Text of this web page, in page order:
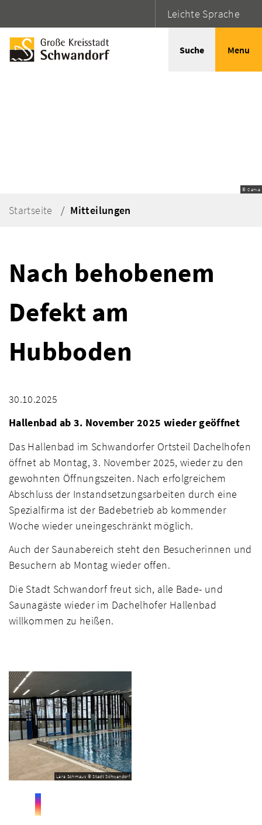
Leichte Sprache
Suche Menu
© Canva
Startseite Mitteilungen
Nach behobenem
Defekt am
Hubboden
30.10.2025
Hallenbad ab 3. November 2025 wieder geöffnet
Das Hallenbad im Schwandorfer Ortsteil Dachelhofen
öffnet ab Montag, 3. November 2025, wieder zu den
gewohnten Öffnungszeiten. Nach erfolgreichem
Abschluss der Instandsetzungsarbeiten durch eine
Spezialfirma ist der Badebetrieb ab kommender
Woche wieder uneingeschränkt möglich.
Auch der Saunabereich steht den Besucherinnen und
Besuchern ab Montag wieder offen.
Die Stadt Schwandorf freut sich, alle Bade- und
Saunagäste wieder im Dachelhofer Hallenbad
willkommen zu heißen.
Lara Schmaus © Stadt Schwandorf